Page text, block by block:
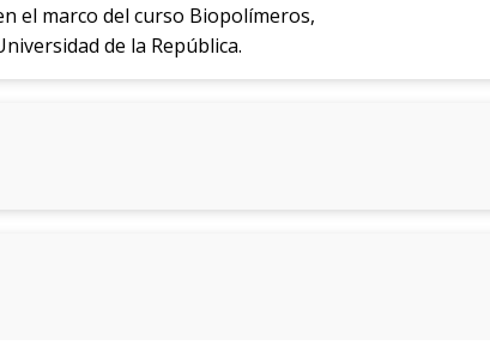
el marco del curso Biopolímeros,
de la República.